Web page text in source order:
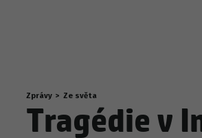
Nacházíte
se
Zprávy > Ze světa
Tragédie v